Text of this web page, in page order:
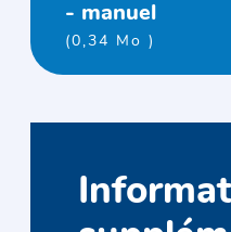
- manuel
(0,34 Mo )